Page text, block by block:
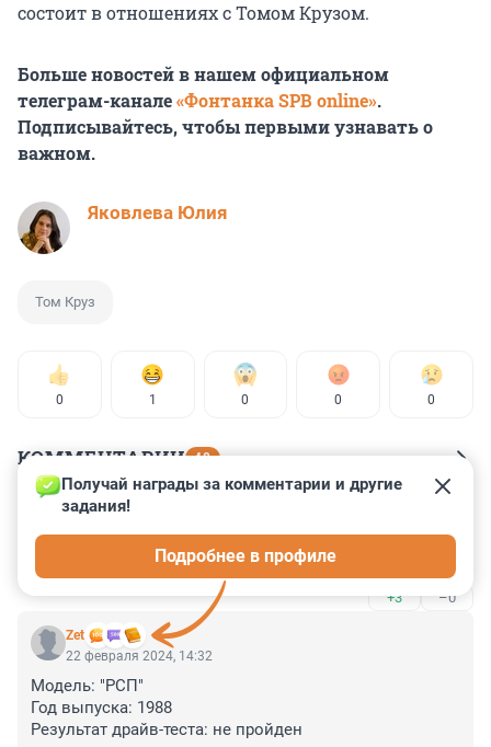
состоит в отношениях с Томом Крузом.
Больше новостей в нашем официальном
телеграм-канале«Фонтанка SPB online».
Подписывайтесь, чтобы первыми узнавать о
важном.
Яковлева Юлия
Том Круз
0 1 0 0 0
КОММЕНТАРИИ 48
Гость
сельская львица))))))))
+3 –0
Zet
Получай награды за комментарии и другие
задания!
Подробнее в профиле
22 февраля 2024, 14:32
Модель: "РСП"
Год выпуска: 1988
Результат драйв-теста: не пройден